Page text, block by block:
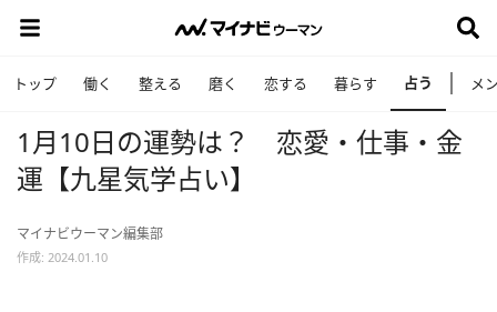
トップ 働く 整える 磨く 恋する 暮らす 占う メ
1月10日の運勢は？ 恋愛・仕事・金
運【九星気学占い】
マイナビウーマン編集部
作成: 2024.01.10